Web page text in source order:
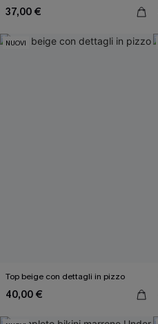
37,00 €
NUOVI
Top beige con dettagli in pizzo
40,00 €